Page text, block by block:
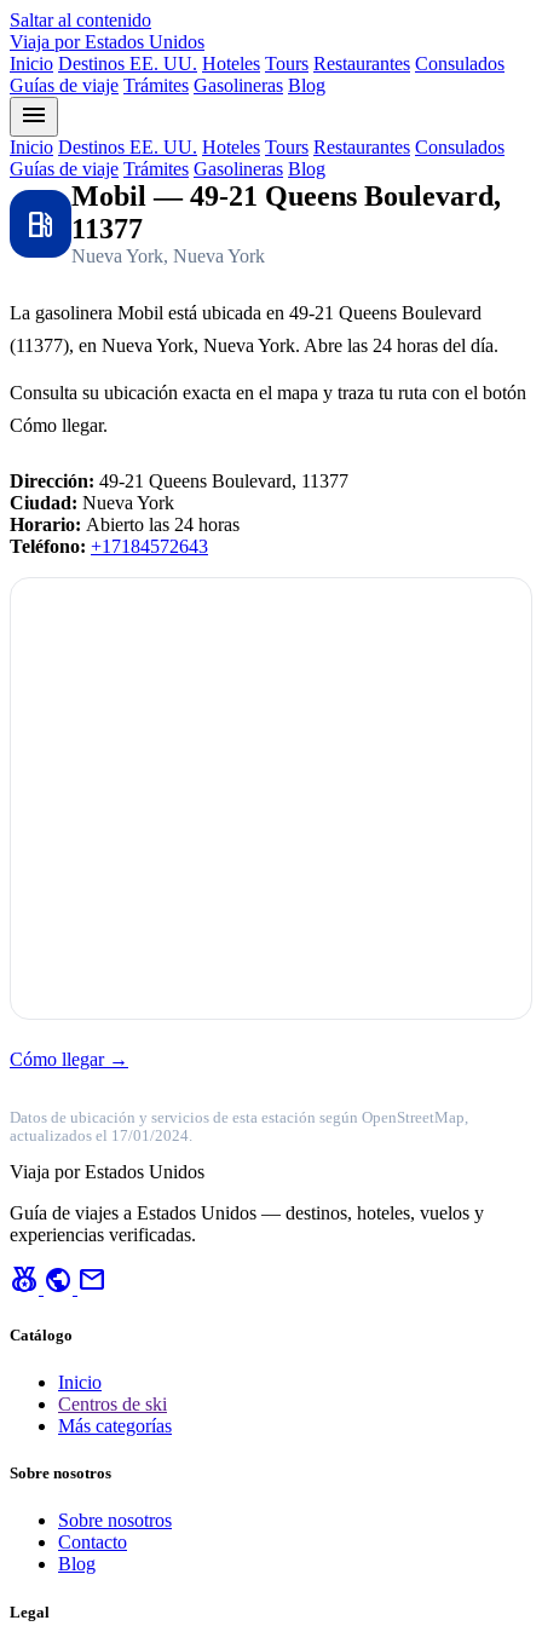
Saltar al contenido
Viaja por Estados Unidos
Inicio Destinos EE. UU. Hoteles Tours Restaurantes Consulados
Guías de viaje Trámites Gasolineras Blog
menu
Inicio Destinos EE. UU. Hoteles Tours Restaurantes Consulados
Guías de viaje Trámites Gasolineras Blog
local_gas_station
Mobil — 49-21 Queens Boulevard,
11377
Nueva York, Nueva York
La gasolinera Mobil está ubicada en 49-21 Queens Boulevard
(11377), en Nueva York, Nueva York. Abre las 24 horas del día.
Consulta su ubicación exacta en el mapa y traza tu ruta con el botón
Cómo llegar.
Dirección: 49-21 Queens Boulevard, 11377
Ciudad: Nueva York
Horario: Abierto las 24 horas
Teléfono: +17184572643
Cómo llegar →
Datos de ubicación y servicios de esta estación según OpenStreetMap,
actualizados el 17/01/2024.
Viaja por Estados Unidos
Guía de viajes a Estados Unidos — destinos, hoteles, vuelos y
experiencias verificadas.
social_leaderboard public mail
Catálogo
Inicio
Centros de ski
Más categorías
Sobre nosotros
Sobre nosotros
Contacto
Blog
Legal